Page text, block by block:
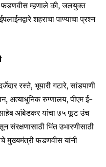
of
फडणवीस म्हणाले की, जलयुक्त
शहराचा पाण्याचा प्रश्न
रस्ते, भूयारी गटारे, सांडपाणी
अत्याधुनिक रुग्णालय, पीएम ई-
आंबेडकर यांचा ७५ फूट उंच
भिंत उभारणीसाठी
मुख्यमंत्री फडणवीस यांनी